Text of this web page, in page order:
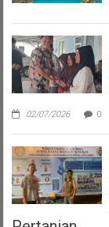
02/07/2026 0